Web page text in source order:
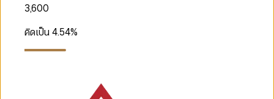
3,600
คิดเป็น4.54%